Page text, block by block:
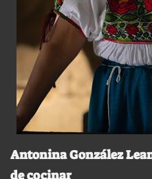
Antonina González
de cocinar